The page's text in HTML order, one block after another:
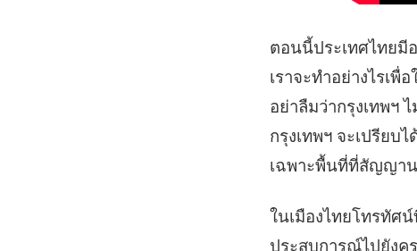
ตอนนี้ประเทศไทยมี
เราจะทำอย่างไรเ
อย่าลืมว่ากรุงเทพฯ
กรุงเทพฯ จะเปรียบ
เฉพาะพื้นที่ที่สัญญาน
ในเมืองไทยโทรทัศ
ประสบการณ์ไปยังค